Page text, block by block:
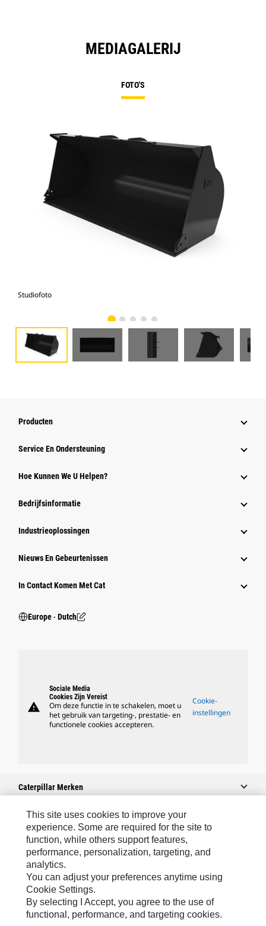
MEDIAGALERIJ
FOTO'S
Studiofoto
Producten
Service En Ondersteuning
Hoe Kunnen We U Helpen?
Bedrijfsinformatie
Industrieoplossingen
Nieuws En Gebeurtenissen
In Contact Komen Met Cat
Europe ‧ Dutch
warning
Sociale Media
Cookies Zijn Vereist
Om deze functie in te schakelen, moet u
het gebruik van targeting-, prestatie- en
functionele cookies accepteren.
Cookie-
instellingen
Caterpillar Merken
Caterpillar.com
Contact Caterpillar
Mijn Marketingvoorkeuren
Site Map
Cookie Settings
This site uses cookies to improve your
experience. Some are required for the site to
function, while others support features,
performance, personalization, targeting, and
analytics.
You can adjust your preferences anytime using
Cookie Settings.
By selecting I Accept, you agree to the use of
functional, performance, and targeting cookies.